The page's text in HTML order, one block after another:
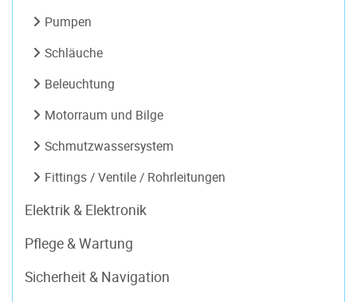
Pumpen
Schläuche
Beleuchtung
Motorraum und Bilge
Schmutzwassersystem
Fittings / Ventile / Rohrleitungen
Elektrik & Elektronik
Pflege & Wartung
Sicherheit & Navigation